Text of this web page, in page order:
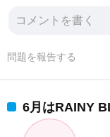
問題を報告する
6月はRAINY